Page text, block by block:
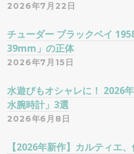
2026年7月22日
チューダー ブラックベイ
39mm」の正体
2026年7月15日
水遊びもオシャレに！ 2026
水腕時計」3選
2026年6月8日
【2026年新作】カルティエ